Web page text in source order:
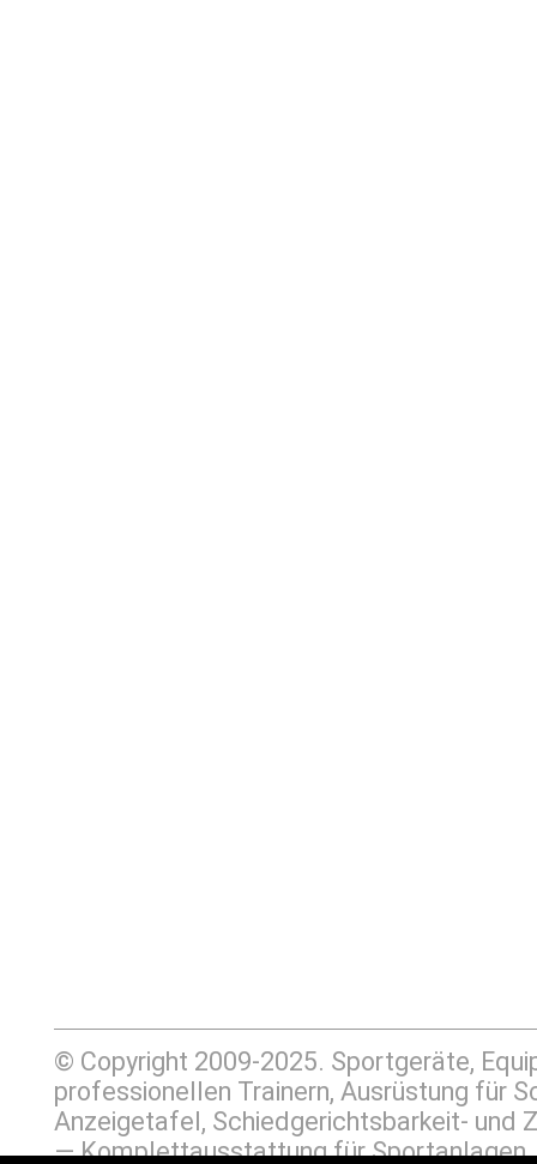
© Copyright 2009-2025. Sportgeräte,
professionellen Trainern, Ausrüstung für
Anzeigetafel, Schiedgerichtsbarkeit- und
— Komplettausstattung für Sportanlagen,